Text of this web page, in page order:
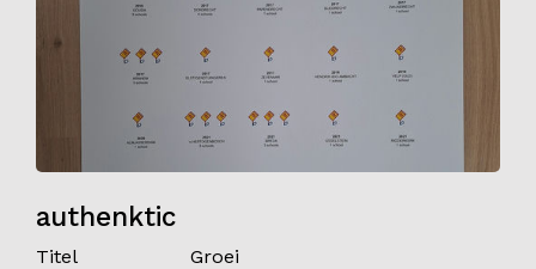
authenktic
Titel
Groei